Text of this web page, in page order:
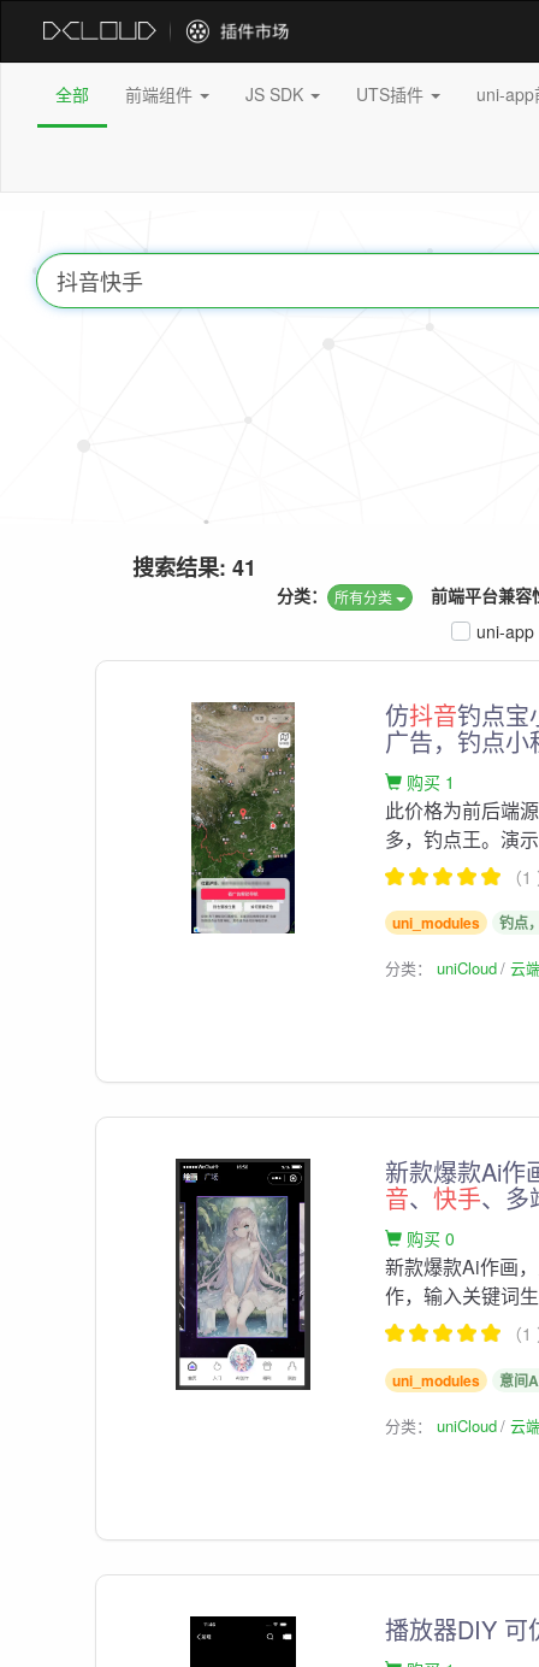
全部 前端组件 JS SDK UTS插件 uni-
搜索结果: 41
前端平台兼容
分类： 所有分类
uni-app
仿抖音钓点宝
广告，钓点小
购买 1
此价格为前后端
多，钓点王。演
（
uni_modules 钓点
分类：uniCloud 云
新款爆款Ai作
音、快手、多
购买 0
新款爆款Ai作画
作，输入关键词
（
uni_modules 意间
分类：uniCloud 云
播放器DIY 可